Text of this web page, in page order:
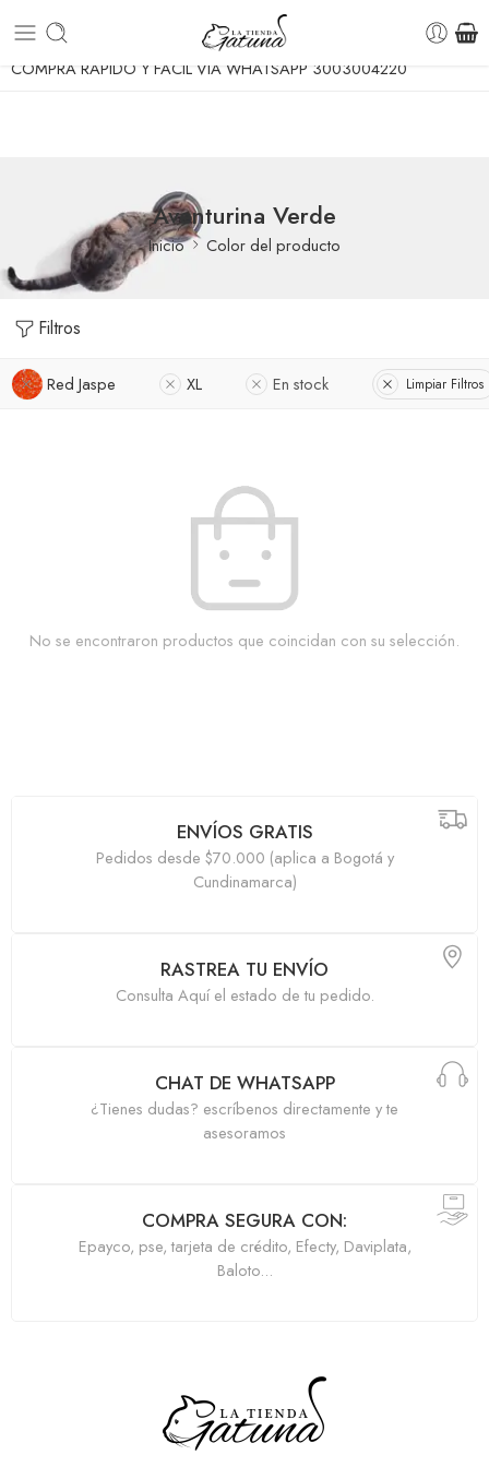
ENVIO GRATUITO A TODA COLOMBIA DESDE $70.000
COMPRA RÁPIDO Y FÁCIL VÍA WHATSAPP 3003004220
Aventurina Verde
Inicio Color del producto
Filtros
Red Jaspe XL En stock Limpiar Filtros
No se encontraron productos que coincidan con su selección.
ENVÍOS GRATIS
Pedidos desde $70.000 (aplica a Bogotá y
Cundinamarca)
RASTREA TU ENVÍO
Consulta Aquí el estado de tu pedido.
CHAT DE WHATSAPP
¿Tienes dudas? escríbenos directamente y te
asesoramos
COMPRA SEGURA CON:
Epayco, pse, tarjeta de crédito, Efecty, Daviplata,
Baloto...